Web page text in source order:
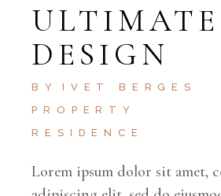
ULTIMATE
DESIGN
BY
IVET BERGES
PROPERTY
RESIDENCE
Lorem ipsum dolor sit amet,